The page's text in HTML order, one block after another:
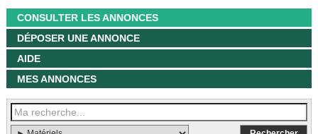
CONSULTER LES ANNONCES
DÉPOSER UNE ANNONCE
AIDE
MES ANNONCES